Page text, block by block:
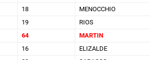
18 MENOCCHIO
19 RIOS
64 MARTIN
16 ELIZALDE